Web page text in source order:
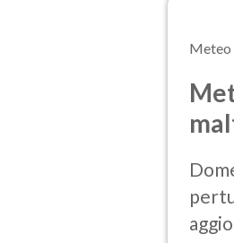
Meteo